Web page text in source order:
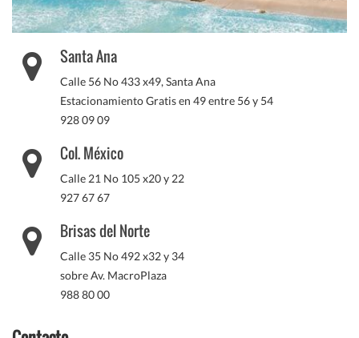
Santa Ana
Calle 56 No 433 x49, Santa Ana
Estacionamiento Gratis en 49 entre 56 y 54
928 09 09
Col. México
Calle 21 No 105 x20 y 22
927 67 67
Brisas del Norte
Calle 35 No 492 x32 y 34
sobre Av. MacroPlaza
988 80 00